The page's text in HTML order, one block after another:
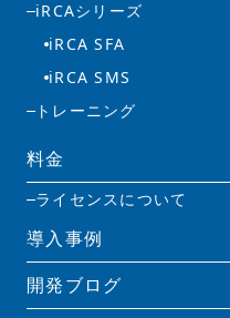
iRCAシリーズ
iRCA SFA
iRCA SMS
トレーニング
料金
ライセンスについて
導入事例
開発ブログ